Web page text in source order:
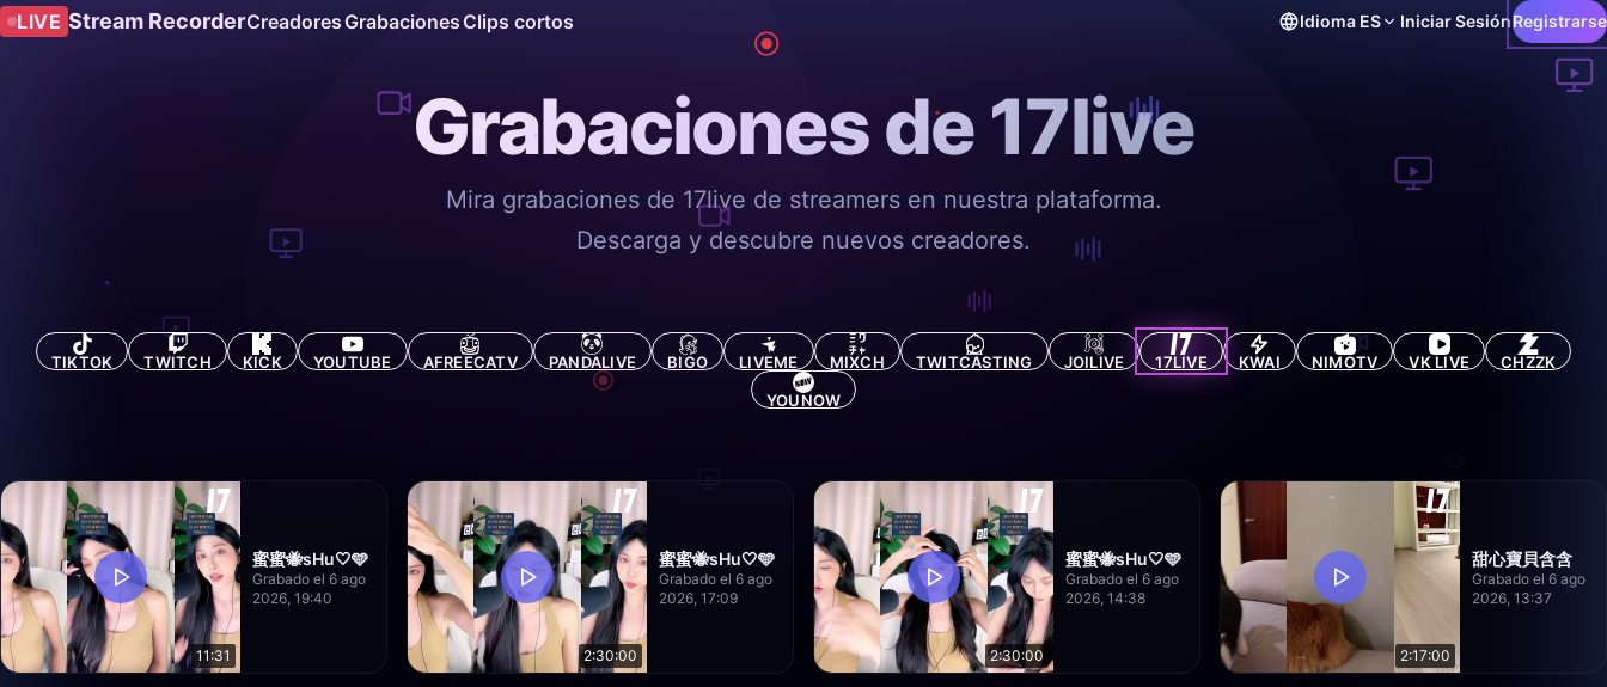
LIVE Stream RecorderCreadores Grabaciones Clips cortos Idioma ES Iniciar SesiónRegistrarse
Grabaciones de 17live
Mira grabaciones de 17live de streamers en nuestra plataforma.
Descarga y descubre nuevos creadores.
TIKTOK TWITCH KICK YOUTUBE AFREECATV PANDALIVE BIGO LIVEME MIXCH TWITCASTING JOILIVE 17LIVE KWAI NIMOTV VK LIVE
CHZZK
YOUNOW
11:31
蜜蜜🐝sHu🤍🩵
Grabado el 6 ago
2026, 19:40
2:30:00
蜜蜜🐝sHu🤍🩵
Grabado el 6 ago
2026, 17:09
2:30:00
蜜蜜🐝sHu🤍🩵
Grabado el 6 ago
2026, 14:38
2:17:00
甜心寶貝含含
Grabado el 6 ago
2026, 13:37